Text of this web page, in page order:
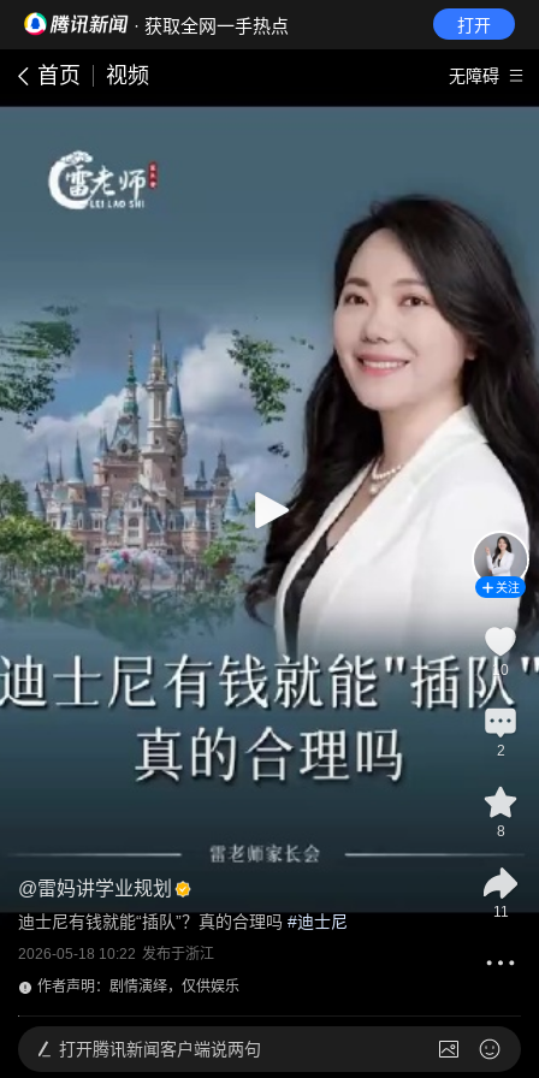
· 获取全网一手热点 打开
首页 视频 无障碍
@雷妈讲学业规划
迪士尼有钱就能“插队”？真的合理吗 #迪士尼
2026-05-18 10:22 发布于浙江
作者声明：剧情演绎，仅供娱乐
关注
10
2
8
11
打开腾讯新闻客户端说两句